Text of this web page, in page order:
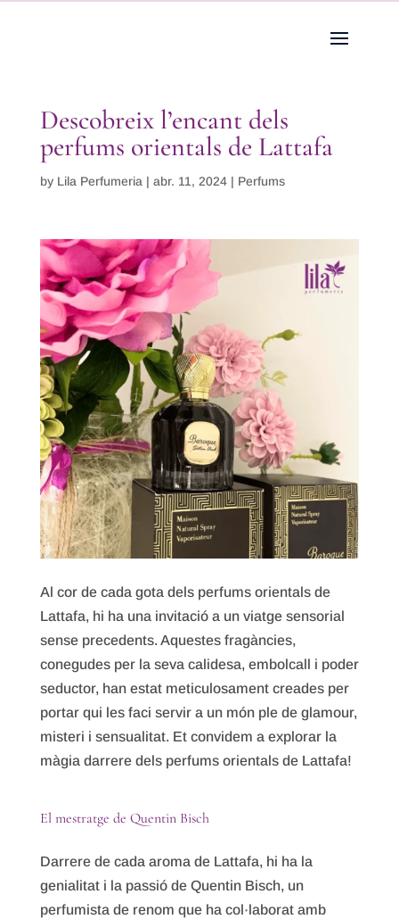
Descobreix l’encant dels
perfums orientals de Lattafa
by Lila Perfumeria | abr. 11, 2024| Perfums
Al cor de cada gota dels perfums orientals de
Lattafa, hi ha una invitació a un viatge sensorial
sense precedents. Aquestes fragàncies,
conegudes per la seva calidesa, embolcall i poder
seductor, han estat meticulosament creades per
portar qui les faci servir a un món ple de glamour,
misteri i sensualitat. Et convidem a explorar la
màgia darrere dels perfums orientals de Lattafa!
El mestratge de Quentin Bisch
Darrere de cada aroma de Lattafa, hi ha la
genialitat i la passió de Quentin Bisch, un
perfumista de renom que ha col·laborat amb